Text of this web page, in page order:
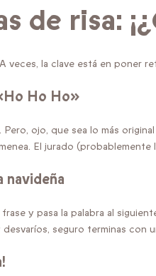
de risa:
veces, la clave está en poner
Ho Ho»
Pero, ojo, que sea lo más
El jurado
navideña
y pasa la palabra al
seguro terminas con